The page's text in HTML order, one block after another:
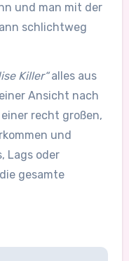
und man mit der
schlichtweg
Killer“alles aus
Ansicht nach
recht großen,
und
Lags oder
gesamte